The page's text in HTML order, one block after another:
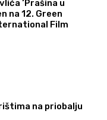
‘Prašina u
na 12. Green
Film
na priobalju